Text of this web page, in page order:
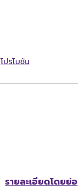
โปรโมชัน
รายละเอียดโดยย่อ